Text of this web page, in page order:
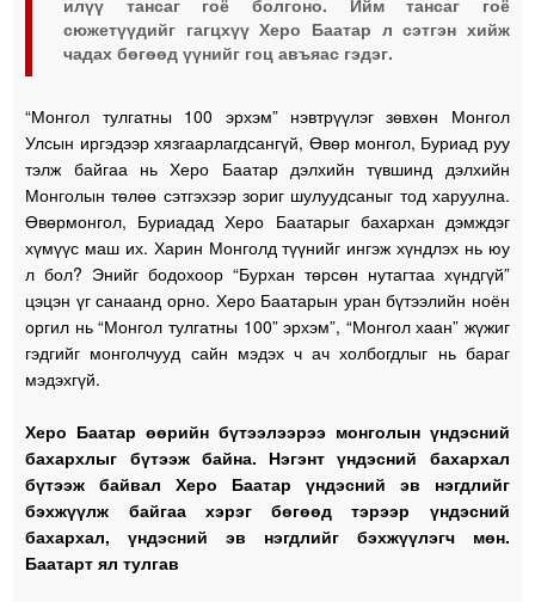
илүү тансаг гоё болгоно. Ийм тансаг гоё
сюжетүүдийг гагцхүү Херо Баатар л сэтгэн хийж
чадах бөгөөд үүнийг гоц авъяас гэдэг.
“Монгол тулгатны 100 эрхэм” нэвтрүүлэг зөвхөн Монгол
Улсын иргэдээр хязгаарлагдсангүй, Өвөр монгол, Буриад руу
тэлж байгаа нь Херо Баатар дэлхийн түвшинд дэлхийн
Монголын төлөө сэтгэхээр зориг шулуудсаныг тод харуулна.
Өвөрмонгол, Буриадад Херо Баатарыг бахархан дэмждэг
хүмүүс маш их. Харин Монголд түүнийг ингэж хүндлэх нь юу
л бол? Энийг бодохоор “Бурхан төрсөн нутагтаа хүндгүй”
цэцэн үг санаанд орно. Херо Баатарын уран бүтээлийн ноён
оргил нь “Монгол тулгатны 100” эрхэм”, “Монгол хаан” жүжиг
гэдгийг монголчууд сайн мэдэх ч ач холбогдлыг нь бараг
мэдэхгүй.
Херо Баатар өөрийн бүтээлээрээ монголын үндэсний
бахархлыг бүтээж байна. Нэгэнт үндэсний бахархал
бүтээж байвал Херо Баатар үндэсний эв нэгдлийг
бэхжүүлж байгаа хэрэг бөгөөд тэрээр үндэсний
бахархал, үндэсний эв нэгдлийг бэхжүүлэгч мөн.
Баатарт ял тулгав